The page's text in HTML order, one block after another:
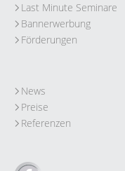
Last Minute Seminare
Bannerwerbung
Förderungen
News
Preise
Referenzen